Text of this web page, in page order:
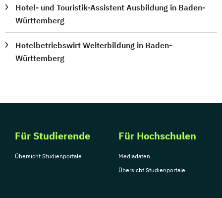
Hotel- und Touristik-Assistent Ausbildung in Baden-
Württemberg
Hotelbetriebswirt Weiterbildung in Baden-
Württemberg
Für Studierende
Übersicht Studienportale
Für Hochschulen
Mediadaten
Übersicht Studienportale